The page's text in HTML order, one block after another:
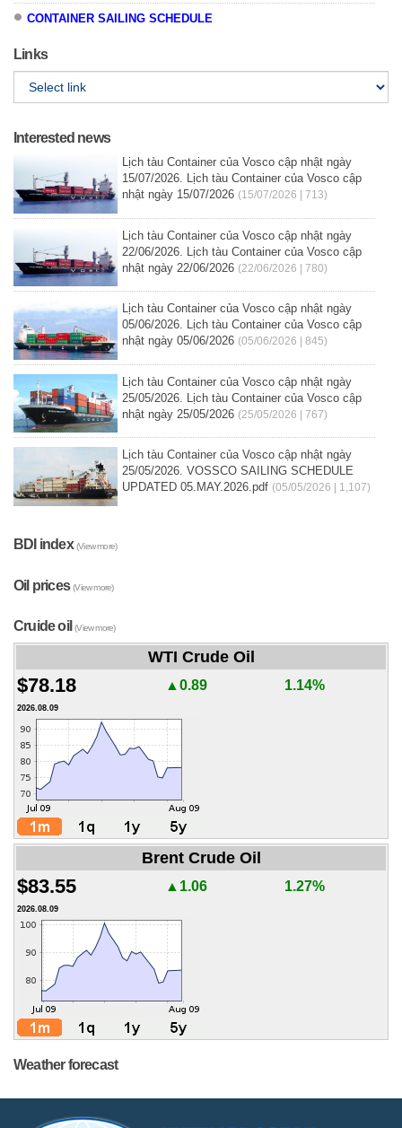
CONTAINER SAILING SCHEDULE
Links
Interested news
Lịch tàu Container của Vosco cập nhật ngày
15/07/2026. Lịch tàu Container của Vosco cập
nhật ngày 15/07/2026 (15/07/2026 | 713)
Lịch tàu Container của Vosco cập nhật ngày
22/06/2026. Lịch tàu Container của Vosco cập
nhật ngày 22/06/2026 (22/06/2026 | 780)
Lịch tàu Container của Vosco cập nhật ngày
05/06/2026. Lịch tàu Container của Vosco cập
nhật ngày 05/06/2026 (05/06/2026 | 845)
Lịch tàu Container của Vosco cập nhật ngày
25/05/2026. Lịch tàu Container của Vosco cập
nhật ngày 25/05/2026 (25/05/2026 | 767)
Lịch tàu Container của Vosco cập nhật ngày
25/05/2026. VOSSCO SAILING SCHEDULE
UPDATED 05.MAY.2026.pdf (05/05/2026 | 1,107)
BDI index(View more)
Oil prices(View more)
Cruide oil(View more)
WTI Crude Oil
$78.18 ▲0.89 1.14%
2026.08.09
Brent Crude Oil
$83.55 ▲1.06 1.27%
2026.08.09
Weather forecast